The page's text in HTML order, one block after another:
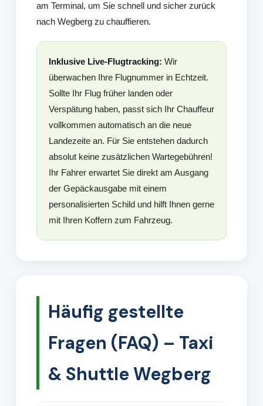
am Terminal, um Sie schnell und sicher zurück
nach Wegberg zu chauffieren.
Inklusive Live-Flugtracking: Wir
überwachen Ihre Flugnummer in Echtzeit.
Sollte Ihr Flug früher landen oder
Verspätung haben, passt sich Ihr Chauffeur
vollkommen automatisch an die neue
Landezeite an. Für Sie entstehen dadurch
absolut keine zusätzlichen Wartegebühren!
Ihr Fahrer erwartet Sie direkt am Ausgang
der Gepäckausgabe mit einem
personalisierten Schild und hilft Ihnen gerne
mit Ihren Koffern zum Fahrzeug.
Häufig gestellte
Fragen (FAQ) – Taxi
& Shuttle Wegberg